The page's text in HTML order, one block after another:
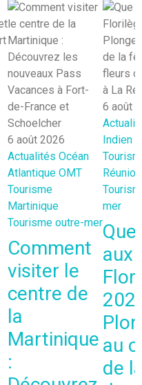
6 août 2026
Actualités Océan
Atlantique OMT
Tourisme
Martinique
Tourisme outre-mer
Comment
visiter le
centre de
la
Martinique
:
6 août
Indien
Réunion
mer
aux
au
de